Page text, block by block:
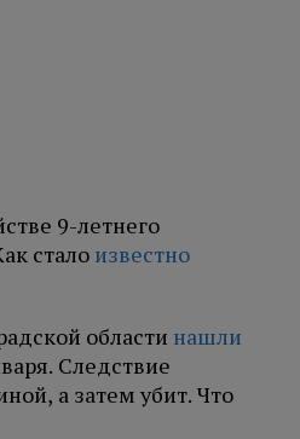
9-летнего
стало известно
области нашли
Следствие
а затем убит. Что